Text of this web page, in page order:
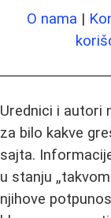
O nama |
Urednici i autori
za bilo kakve
sajta.
u stanju
njihove